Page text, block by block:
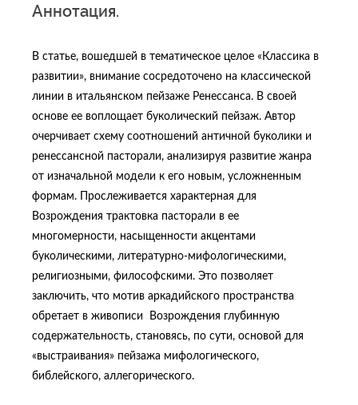
Аннотация.
В статье, вошедшей в тематическое целое «Классика в
развитии», внимание сосредоточено на классической
линии в итальянском пейзаже Ренессанса. В своей
основе ее воплощает буколический пейзаж. Автор
очерчивает схему соотношений античной буколики и
ренессансной пасторали, анализируя развитие жанра
от изначальной модели к его новым, усложненным
формам. Прослеживается характерная для
Возрождения трактовка пасторали в ее
многомерности, насыщенности акцентами
буколическими, литературно-мифологическими,
религиозными, философскими. Это позволяет
заключить, что мотив аркадийского пространства
обретает в живописи Возрождения глубинную
содержательность, становясь, по сути, основой для
«выстраивания» пейзажа мифологического,
библейского, аллегорического.